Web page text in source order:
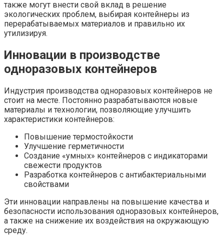
также могут внести свой вклад в решение
экологических проблем, выбирая контейнеры из
перерабатываемых материалов и правильно их
утилизируя.
Инновации в производстве
одноразовых контейнеров
Индустрия производства одноразовых контейнеров не
стоит на месте. Постоянно разрабатываются новые
материалы и технологии, позволяющие улучшить
характеристики контейнеров:
Повышение термостойкости
Улучшение герметичности
Создание «умных» контейнеров с индикаторами
свежести продуктов
Разработка контейнеров с антибактериальными
свойствами
Эти инновации направлены на повышение качества и
безопасности использования одноразовых контейнеров,
а также на снижение их воздействия на окружающую
среду.